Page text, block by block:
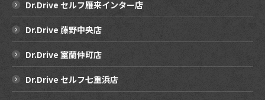
Dr.Drive セルフ雁来インター店
Dr.Drive 藤野中央店
Dr.Drive 室蘭仲町店
Dr.Drive セルフ七重浜店